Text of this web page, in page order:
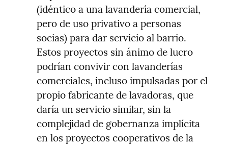
(idéntico a una lavandería comercial,
pero de uso privativo a personas
socias) para dar servicio al barrio.
Estos proyectos sin ánimo de lucro
podrían convivir con lavanderías
comerciales, incluso impulsadas por el
propio fabricante de lavadoras, que
daría un servicio similar, sin la
complejidad de gobernanza implícita
en los proyectos cooperativos de la